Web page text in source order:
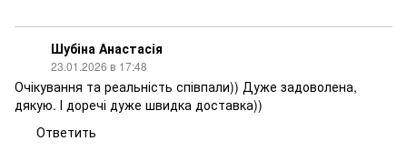
Шубіна Анастасія
23.01.2026 в 17:48
Очікування та реальність співпали)) Дуже задоволена,
дякую. І доречі дуже швидка доставка))
Ответить